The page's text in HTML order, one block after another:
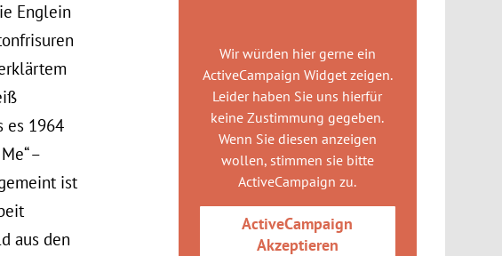
Englein
es 1964
–
ist
aus den
Wir würden hier gerne ein
ActiveCampaign Widgetzeigen.
Leider haben Sie uns hierfür
keine Zustimmung gegeben.
Wenn Sie diesen anzeigen
wollen, stimmen sie bitte
ActiveCampaign zu.
ActiveCampaign
Akzeptieren